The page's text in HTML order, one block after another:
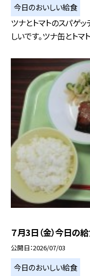
今日のおいしい給食
ツナとトマトのスパゲ
しいです。ツナ缶とトマ
７月3日（金）今日の
公開日 2026/07/03
今日のおいしい給食